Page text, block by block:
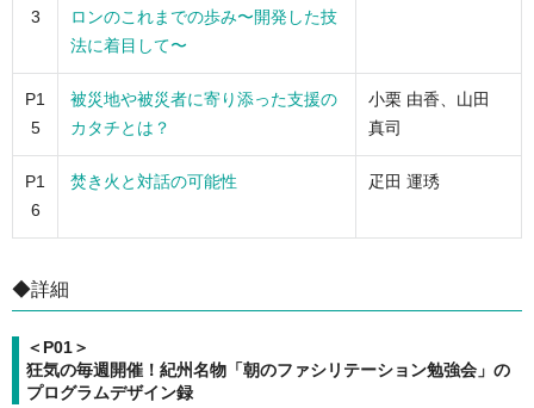
3
ロンのこれまでの歩み〜開発した技
法に着目して〜
P1
5
被災地や被災者に寄り添った支援の
カタチとは？
小栗 由香、山田
真司
P1
6
焚き火と対話の可能性 疋田 運琇
◆詳細
＜P01＞
狂気の毎週開催！紀州名物「朝のファシリテーション勉強会」の
プログラムデザイン録